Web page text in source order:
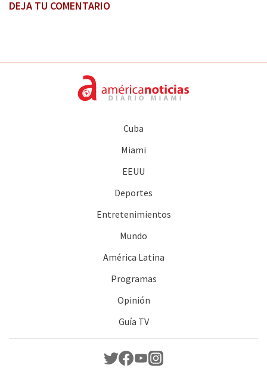
DEJA TU COMENTARIO
Cuba
Miami
EEUU
Deportes
Entretenimientos
Mundo
América Latina
Programas
Opinión
Guía TV